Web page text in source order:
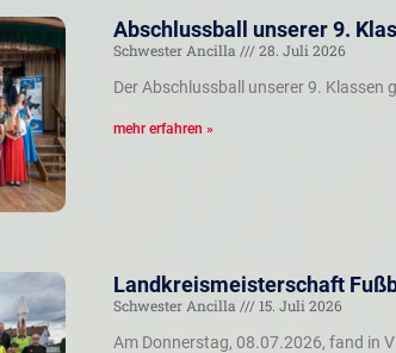
Abschlussball unserer 9.
Schwester Ancilla
28. Juli 2026
Der Abschlussball unserer 9. Klassen
mehr erfahren »
Landkreismeisterschaft
Schwester Ancilla
15. Juli 2026
Am Donnerstag, 08.07.2026, fand in